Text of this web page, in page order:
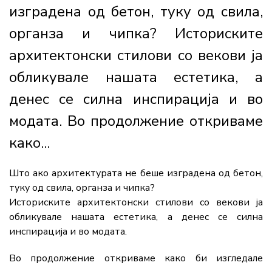
изградена од бетон, туку од свила,
органза и чипка? Историските
архитектонски стилови со векови ја
обликувале нашата естетика, а
денес се силна инспирација и во
модата. Во продолжение откриваме
како...
Што ако архитектурата не беше изградена од бетон,
туку од свила, органза и чипка?
Историските архитектонски стилови со векови ја
обликувале нашата естетика, а денес се силна
инспирација и во модата.
Во продолжение откриваме како би изгледале